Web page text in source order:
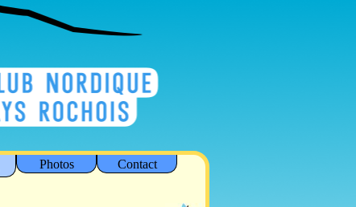
Photos Contact